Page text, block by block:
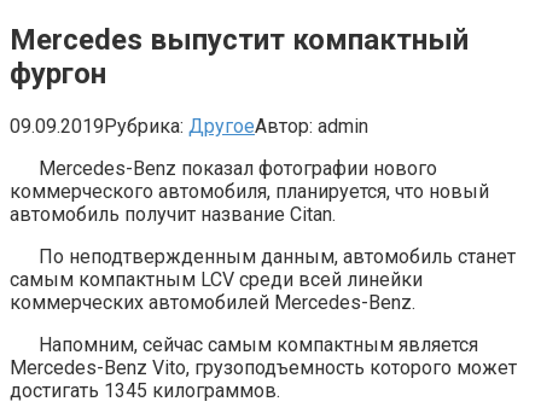
Mercedes выпустит компактный
фургон
09.09.2019Рубрика: ДругоеАвтор: admin
Mercedes-Benz показал фотографии нового
коммерческого автомобиля, планируется, что новый
автомобиль получит название Citan.
По неподтвержденным данным, автомобиль станет
самым компактным LCV среди всей линейки
коммерческих автомобилей Mercedes-Benz.
Напомним, сейчас самым компактным является
Mercedes-Benz Vito, грузоподъемность которого может
достигать 1345 килограммов.